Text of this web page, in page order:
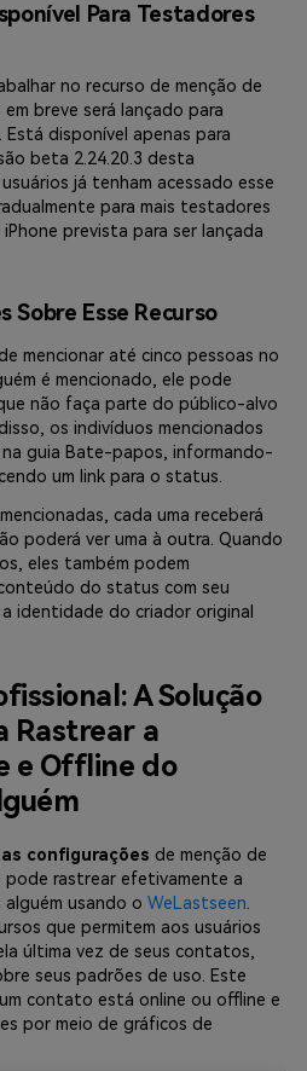
Para Testadores
no recurso de menção de
breve será lançado para
disponível apenas para
beta 2.24.20.3 desta
já tenham acessado esse
para mais testadores
prevista para ser lançada
Esse Recurso
mencionar até cinco pessoas no
é mencionado, ele pode
não faça parte do público-alvo
os indivíduos mencionados
guia Bate-papos, informando-
um link para o status.
cada uma receberá
poderá ver uma à outra. Quando
eles também podem
do status com seu
identidade do criador original
A Solução
Rastrear a
e Offline do
configurações de menção de
rastrear efetivamente a
usando o WeLastseen.
que permitem aos usuários
última vez de seus contatos,
seus padrões de uso. Este
contato está online ou offline e
por meio de gráficos de